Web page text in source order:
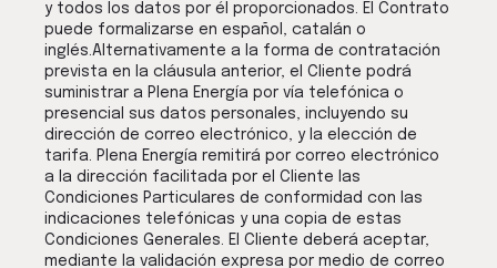
y todos los datos por él proporcionados. El Contrato
puede formalizarse en español, catalán o
inglés.Alternativamente a la forma de contratación
prevista en la cláusula anterior, el Cliente podrá
suministrar a Plena Energía por vía telefónica o
presencial sus datos personales, incluyendo su
dirección de correo electrónico, y la elección de
tarifa. Plena Energía remitirá por correo electrónico
a la dirección facilitada por el Cliente las
Condiciones Particulares de conformidad con las
indicaciones telefónicas y una copia de estas
Condiciones Generales. El Cliente deberá aceptar,
mediante la validación expresa por medio de correo